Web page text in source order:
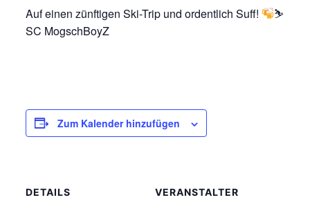
Auf einen zünftigen Ski-Trip und ordentlich Suff!
⛷
SC MogschBoyZ
Zum Kalender hinzufügen
DETAILS VERANSTALTER